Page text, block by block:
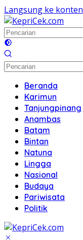
Langsung ke konten
Beranda
Karimun
Tanjungpinang
Anambas
Batam
Bintan
Natuna
Lingga
Nasional
Budaya
Pariwisata
Politik